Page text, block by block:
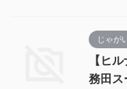
じゃが
【ヒ
務田ス